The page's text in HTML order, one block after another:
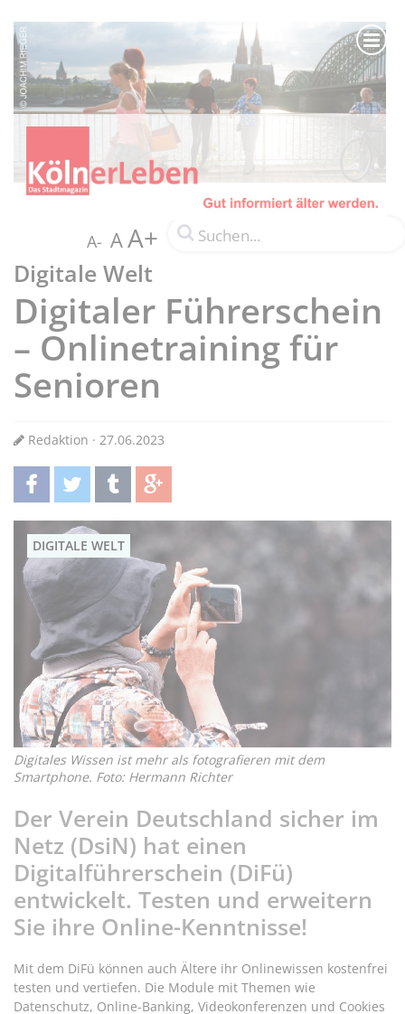
A- AA+
Digitale Welt
Digitaler Führerschein
– Onlinetraining für
Senioren
Redaktion · 27.06.2023
teilentwittern teilen teilen
DIGITALE WELT
Digitales Wissen ist mehr als fotografieren mit dem
Smartphone. Foto: Hermann Richter
Der Verein Deutschland sicher im
Netz (DsiN) hat einen
Digitalführerschein (DiFü)
entwickelt. Testen und erweitern
Sie ihre Online-Kenntnisse!
Mit dem DiFü können auch Ältere ihr Onlinewissen kostenfrei
testen und vertiefen. Die Module mit Themen wie
Datenschutz, Online-Banking, Videokonferenzen und Cookies